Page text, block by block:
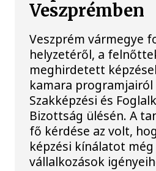
Veszprémben
Veszprém vármegye
helyzetéről, a
meghirdetett
kamara programjairól
Szakképzési és
Bizottság ülésén. A
fő kérdése az volt,
képzési kínálatot
vállalkozások